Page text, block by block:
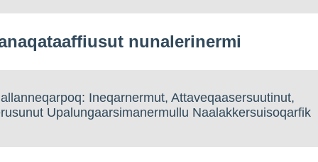
nunalerinermi
Ineqarnermut, Attaveqaasersuutinut,
Upalungaarsimanermullu Naalakkersuisoqarfik